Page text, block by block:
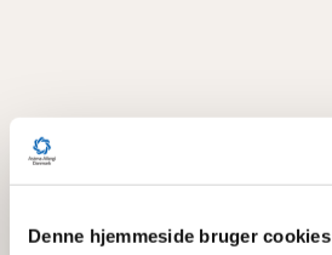
Denne hjemmeside bruger cookies